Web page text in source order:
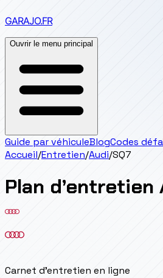
GARAJO.FR
Ouvrir le menu principal
Guide par véhiculeBlogCodes
Accueil/Entretien/Audi/SQ7
Plan d’entretien
Carnet d'entretien en ligne